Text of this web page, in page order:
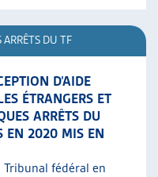
ARRÊTS DU TF
D’AIDE
ÉTRANGERS ET
ARRÊTS DU
EN 2020 MIS EN
fédéral en